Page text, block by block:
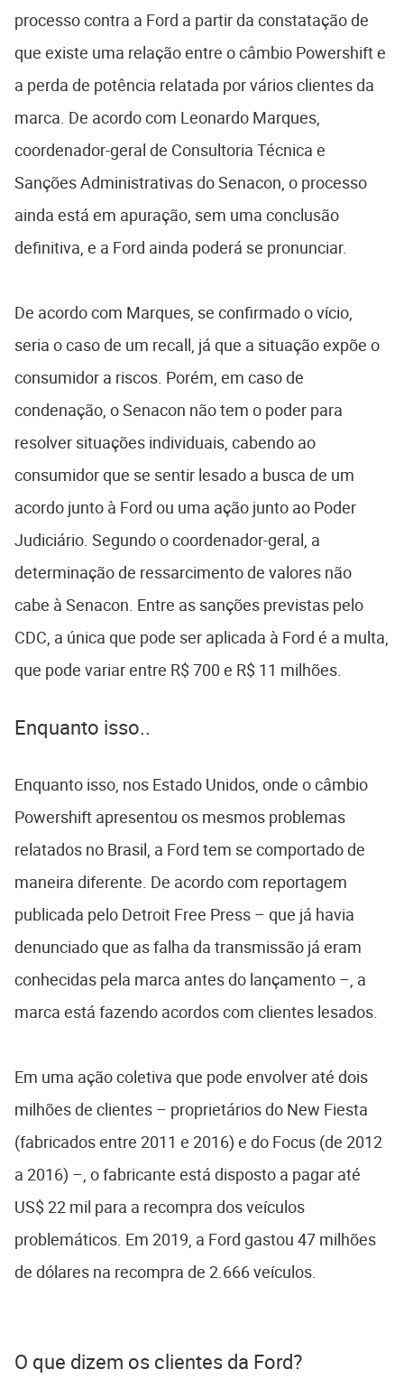
processo contra a Ford a partir da constatação de
que existe uma relação entre o câmbio Powershift e
a perda de potência relatada por vários clientes da
marca. De acordo com Leonardo Marques,
coordenador-geral de Consultoria Técnica e
Sanções Administrativas do Senacon, o processo
ainda está em apuração, sem uma conclusão
definitiva, e a Ford ainda poderá se pronunciar.
De acordo com Marques, se confirmado o vício,
seria o caso de um recall, já que a situação expõe o
consumidor a riscos. Porém, em caso de
condenação, o Senacon não tem o poder para
resolver situações individuais, cabendo ao
consumidor que se sentir lesado a busca de um
acordo junto à Ford ou uma ação junto ao Poder
Judiciário. Segundo o coordenador-geral, a
determinação de ressarcimento de valores não
cabe à Senacon. Entre as sanções previstas pelo
CDC, a única que pode ser aplicada à Ford é a multa,
que pode variar entre R$ 700 e R$ 11 milhões.
Enquanto isso..
Enquanto isso, nos Estado Unidos, onde o câmbio
Powershift apresentou os mesmos problemas
relatados no Brasil, a Ford tem se comportado de
maneira diferente. De acordo com reportagem
publicada pelo Detroit Free Press – que já havia
denunciado que as falha da transmissão já eram
conhecidas pela marca antes do lançamento –, a
marca está fazendo acordos com clientes lesados.
Em uma ação coletiva que pode envolver até dois
milhões de clientes – proprietários do New Fiesta
(fabricados entre 2011 e 2016) e do Focus (de 2012
a 2016) –, o fabricante está disposto a pagar até
US$ 22 mil para a recompra dos veículos
problemáticos. Em 2019, a Ford gastou 47 milhões
de dólares na recompra de 2.666 veículos.
O que dizem os clientes da Ford?